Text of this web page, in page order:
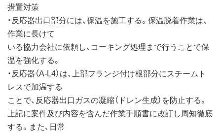
措置対策
・反応器出口部分には、保温を施工する。保温脱着作業は、
作業に長けて
いる協力会社に依頼し、コーキング処理まで行うことで保
温を強化する。
・反応器（A-L4）は、上部フランジ付け根部分にスチームト
レスで加温する
ことで、反応器出口ガスの凝縮（ドレン生成）を防止する。
上記に案件及び内容を含んだ作業手順書に改訂し周知徹底
する。また、日常